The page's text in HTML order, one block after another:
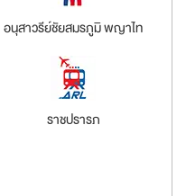
อนุสาวรีย์ชัยสมรภูมิ พญาไท
ราชปรารภ